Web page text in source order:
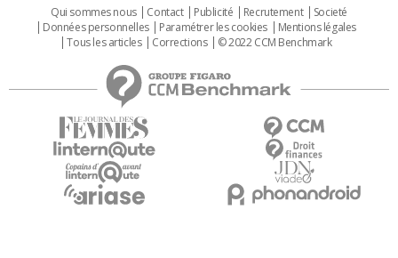
Qui sommes nous Contact Publicité Recrutement
Societé
Données personnelles
Paramétrer les cookies
Mentions légales
Tous les articles
Corrections © 2022 CCM Benchmark